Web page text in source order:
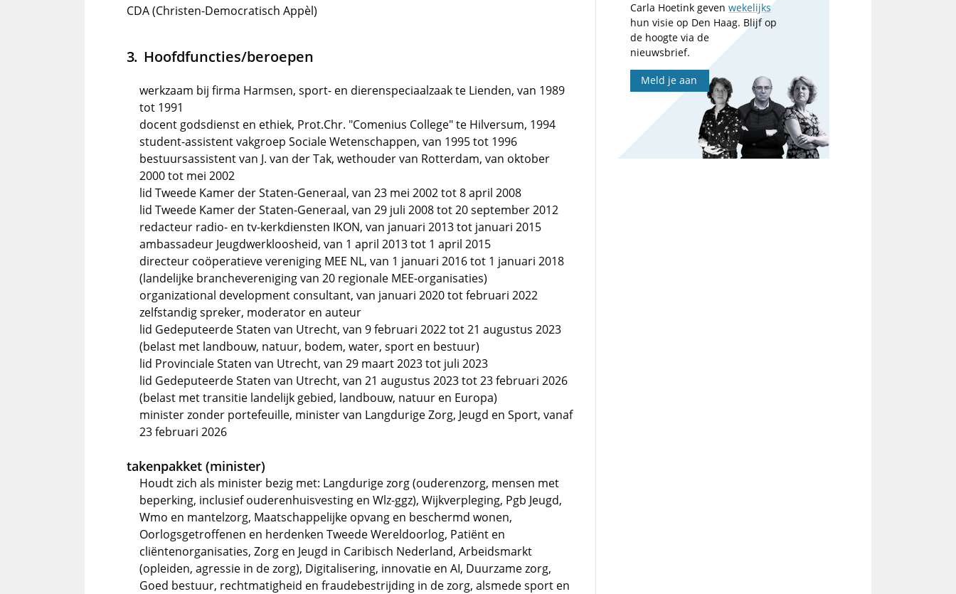
CDA (Christen-Democratisch Appèl)
Hoofdfuncties/beroepen
werkzaam bij firma Harmsen, sport- en dierenspeciaalzaak te Lienden, van 1989
tot 1991
docent godsdienst en ethiek, Prot.Chr. "Comenius College" te Hilversum, 1994
student-assistent vakgroep Sociale Wetenschappen, van 1995 tot 1996
bestuursassistent van J. van der Tak, wethouder van Rotterdam, van oktober
2000 tot mei 2002
lid Tweede Kamer der Staten-Generaal, van 23 mei 2002 tot 8 april 2008
lid Tweede Kamer der Staten-Generaal, van 29 juli 2008 tot 20 september 2012
redacteur radio- en tv-kerkdiensten IKON, van januari 2013 tot januari 2015
ambassadeur Jeugdwerkloosheid, van 1 april 2013 tot 1 april 2015
directeur coöperatieve vereniging MEE NL, van 1 januari 2016 tot 1 januari 2018
(landelijke branchevereniging van 20 regionale MEE-organisaties)
organizational development consultant, van januari 2020 tot februari 2022
zelfstandig spreker, moderator en auteur
lid Gedeputeerde Staten van Utrecht, van 9 februari 2022 tot 21 augustus 2023
(belast met landbouw, natuur, bodem, water, sport en bestuur)
lid Provinciale Staten van Utrecht, van 29 maart 2023 tot juli 2023
lid Gedeputeerde Staten van Utrecht, van 21 augustus 2023 tot 23 februari 2026
(belast met transitie landelijk gebied, landbouw, natuur en Europa)
minister zonder portefeuille, minister van Langdurige Zorg, Jeugd en Sport, vanaf
23 februari 2026
takenpakket (minister)
Houdt zich als minister bezig met: Langdurige zorg (ouderenzorg, mensen met
beperking, inclusief ouderenhuisvesting en Wlz-ggz), Wijkverpleging, Pgb Jeugd,
Wmo en mantelzorg, Maatschappelijke opvang en beschermd wonen,
Oorlogsgetroffenen en herdenken Tweede Wereldoorlog, Patiënt en
cliëntenorganisaties, Zorg en Jeugd in Caribisch Nederland, Arbeidsmarkt
(opleiden, agressie in de zorg), Digitalisering, innovatie en AI, Duurzame zorg,
Goed bestuur, rechtmatigheid en fraudebestrijding in de zorg, alsmede sport en
Carla Hoetink gevenwekelijks
hun visie op Den Haag. Blijf op
de hoogte via de
nieuwsbrief.
Meld je aan